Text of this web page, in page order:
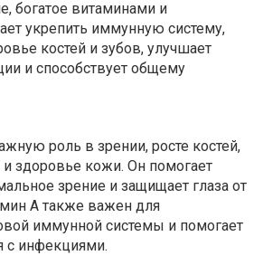
богатое витаминами и
укрепить иммунную систему,
костей и зубов, улучшает
и способствует общему
роль в зрении, росте костей,
здоровье кожи. Он помогает
зрение и защищает глаза от
A также важен для
иммунной системы и помогает
с инфекциями.